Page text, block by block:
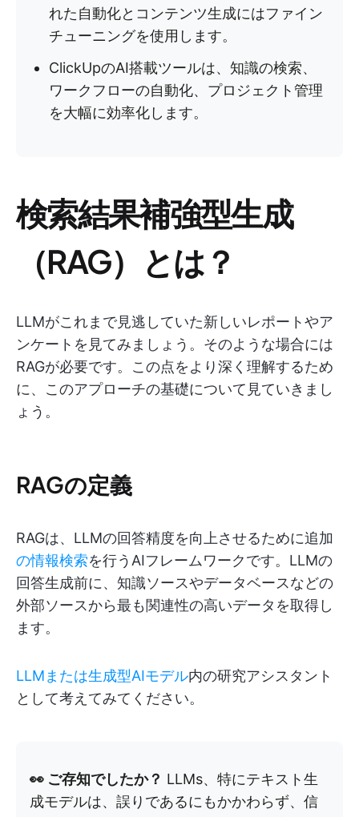
れた自動化とコンテンツ生成にはファイン
チューニングを使用します。
ClickUpのAI搭載ツールは、知識の検索、
ワークフローの自動化、プロジェクト管理
を大幅に効率化します。
検索結果補強型生成
（RAG）とは？
LLMがこれまで見逃していた新しいレポートやア
ンケートを見てみましょう。そのような場合には
RAGが必要です。この点をより深く理解するため
に、このアプローチの基礎について見ていきまし
ょう。
RAGの定義
RAGは、LLMの回答精度を向上させるために追加
の情報検索を行うAIフレームワークです。LLMの
回答生成前に、知識ソースやデータベースなどの
外部ソースから最も関連性の高いデータを取得し
ます。
LLMまたは生成型AIモデル内の研究アシスタント
として考えてみてください。
👀 ご存知でしたか？ LLMs、特にテキスト生
成モデルは、誤りであるにもかかわらず、信